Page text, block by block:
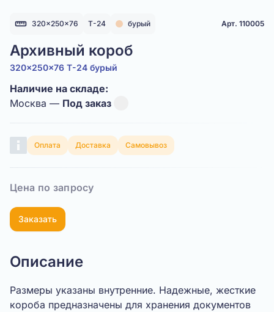
320x250x76 Т-24 бурый Арт. 110005
Архивный короб
320x250x76 Т-24 бурый
Наличие на складе:
Москва — Под заказ
Оплата Доставка Самовывоз
Цена по запросу
Заказать
Описание
Размеры указаны внутренние. Надежные, жесткие
короба предназначены для хранения документов